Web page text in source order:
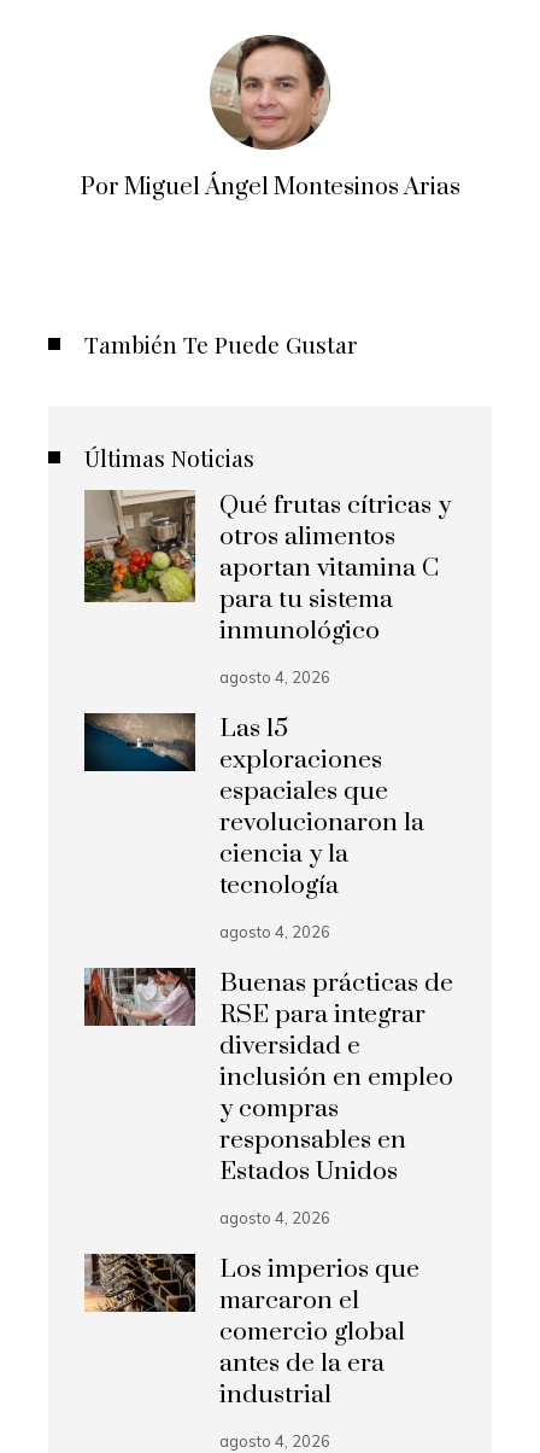
Por Miguel Ángel Montesinos Arias
También Te Puede Gustar
Últimas Noticias
Qué frutas cítricas y
otros alimentos
aportan vitamina C
para tu sistema
inmunológico
agosto 4, 2026
Las 15
exploraciones
espaciales que
revolucionaron la
ciencia y la
tecnología
agosto 4, 2026
Buenas prácticas de
RSE para integrar
diversidad e
inclusión en empleo
y compras
responsables en
Estados Unidos
agosto 4, 2026
Los imperios que
marcaron el
comercio global
antes de la era
industrial
agosto 4, 2026